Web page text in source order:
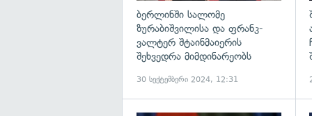
ბერლინში სალომე
ზურაბიშვილისა და ფრანკ-
ვალტერ შტაინმაიერის
შეხვედრა მიმდინარეობს
30 სექტემბერი 2024, 12:31